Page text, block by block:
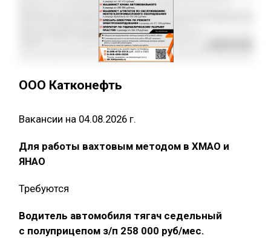
ООО Катконефть
Вакансии на 04.08.2026 г.
Для работы вахтовым методом в ХМАО и
ЯНАО
Требуются
Водитель автомобиля тягач седельный
с полуприцепом з/п 258 000 руб/мес.